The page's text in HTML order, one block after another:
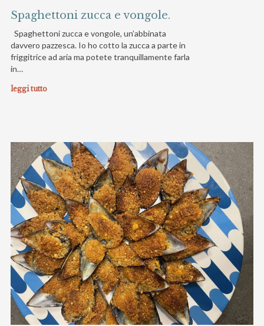
Spaghettoni zucca e vongole.
Spaghettoni zucca e vongole, un’abbinata
davvero pazzesca. Io ho cotto la zucca a parte in
friggitrice ad aria ma potete tranquillamente farla
in…
leggi tutto